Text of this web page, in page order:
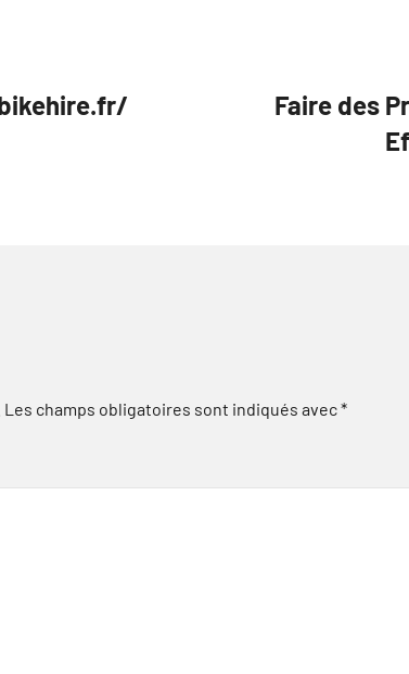
Faire des
Les champs obligatoires sont indiqués avec*